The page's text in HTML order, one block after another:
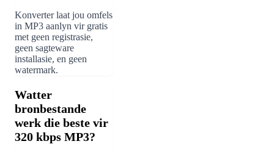
Konverter laat jou omfels
in MP3 aanlyn vir gratis
met geen registrasie,
geen sagteware
installasie, en geen
watermark.
Watter
bronbestande
werk die beste vir
320 kbps MP3?